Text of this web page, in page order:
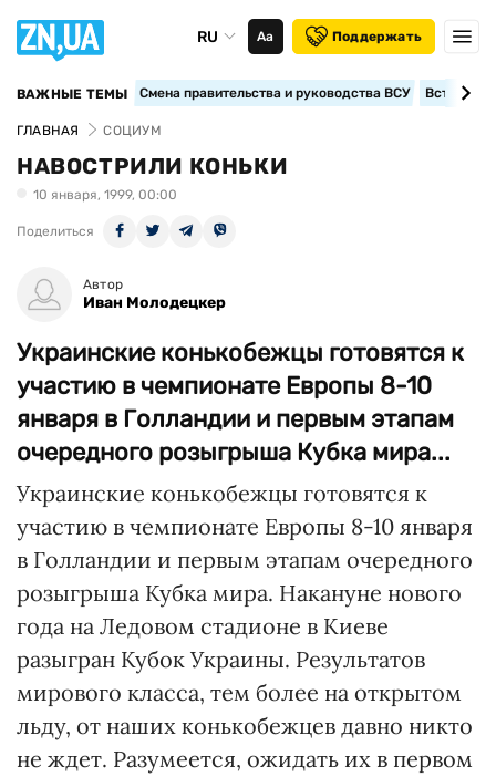
RU Аа Поддержать
ВАЖНЫЕ ТЕМЫ Смена правительства и руководства ВСУ
ГЛАВНАЯ СОЦИУМ
НАВОСТРИЛИ КОНЬКИ
10 января, 1999, 00:00
Поделиться
Автор
Иван Молодецкер
Украинские конькобежцы готовятся к
участию в чемпионате Европы 8-10
января в Голландии и первым этапам
очередного розыгрыша Кубка мира...
Украинские конькобежцы готовятся к
участию в чемпионате Европы 8-10 января
в Голландии и первым этапам очередного
розыгрыша Кубка мира. Накануне нового
года на Ледовом стадионе в Киеве
разыгран Кубок Украины. Результатов
мирового класса, тем более на открытом
льду, от наших конькобежцев давно никто
не ждет. Разумеется, ожидать их в первом